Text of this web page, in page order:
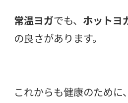
常温ヨガでも、 ホットヨ
の良さがあります。
これからも健康のために